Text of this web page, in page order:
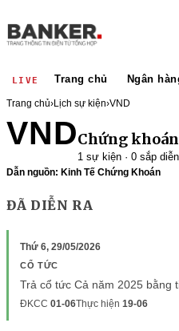
LIVE Trang chủ Ngân
Trang chủ›Lịch sự kiện›VND
VNDChứng
1 sự kiện · 0 sắp
Dẫn nguồn: Kinh Tế Chứng Khoán
ĐÃ DIỄN RA
Thứ 6, 29/05/2026
CỔ TỨC
Trả cổ tức Cả năm 2025 bằng
ĐKCC 01-06Thực hiện 19-06